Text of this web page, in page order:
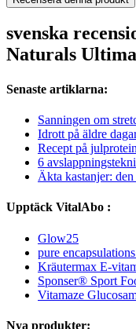
svenska
Naturals
Senaste artiklarna:
Sanningen om
Idrott på äldre
Recept på
6
Äkta kastanjer:
Upptäck VitalAbo :
Glow25
pure
Kräutermax E-
Sponser® Sport
Vitamaze
Nya produkter: